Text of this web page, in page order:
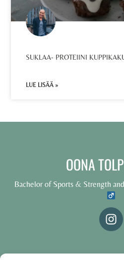
SUKLAA- PROTEIINI
LUE LISÄÄ »
OONA
Bachelor of Sports & Strength